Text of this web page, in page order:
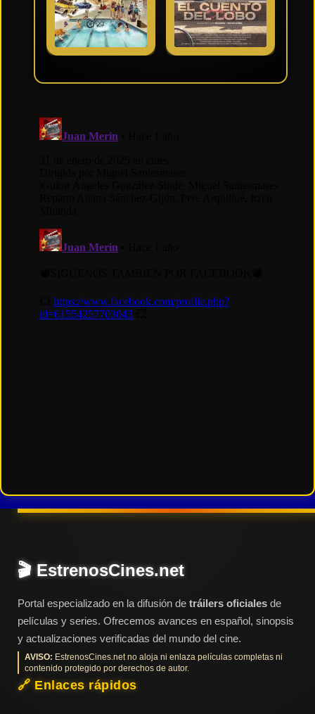
🎬 EstrenosCines.net
Portal especializado en la difusión de tráilers oficiales de
películas y series. Ofrecemos avances en español, sinopsis
y actualizaciones verificadas del mundo del cine.
AVISO: EstrenosCines.net no aloja ni enlaza películas completas ni
contenido protegido por derechos de autor.
🔗 Enlaces rápidos